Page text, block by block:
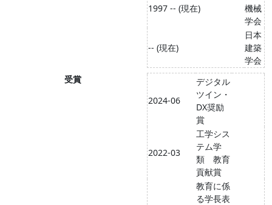
1997 -- (現在)
機械
学会
-- (現在)
日本
建築
学会
受賞
2024-06
デジタル
ツイン・
DX奨励
賞
2022-03
工学シス
テム学
類 教育
貢献賞
教育に係
る学長表